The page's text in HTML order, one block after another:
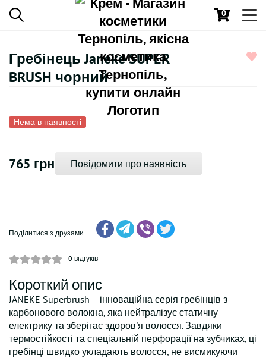
0
Гребінець Janeke SUPER
BRUSH чорний
Нема в наявності
765 грн Повідомити про наявність
Поділитися з друзями
0 відгуків
Короткий опис
JANEKE Superbrush – інноваційна серія гребінців з
карбонового волокна, яка нейтралізує статичну
електрику та зберігає здоров'я волосся. Завдяки
термостійкості та спеціальній перфорації на зубчиках, ці
гребінці швидко укладають волосся, не висмикуючи